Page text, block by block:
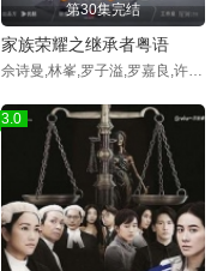
第30集完结
家族荣耀之继承者粤语
佘诗曼,林峯,罗子溢,罗嘉良,许绍雄,黄浩然,余安安,张凤妮,陈静,梁靖琪,陈滢,王敏奕
3.0